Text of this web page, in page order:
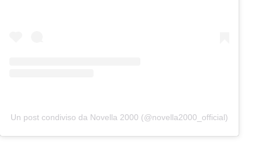
Un post condiviso da Novella 2000 (@novella2000_official)